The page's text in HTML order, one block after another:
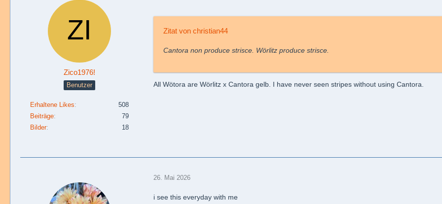
Zico1976!
Benutzer
Erhaltene Likes
508
Beiträge
79
Bilder
18
Zitat von christian44
Cantora non produce strisce. Wörlitz produce strisce.
All Wötora are Wörlitz x Cantora gelb. I have never seen stripes without using Cantora.
26. Mai 2026
i see this everyday with me